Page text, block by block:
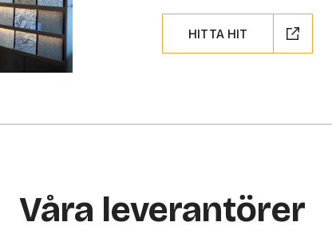
HITTA HIT
Våra leverantörer